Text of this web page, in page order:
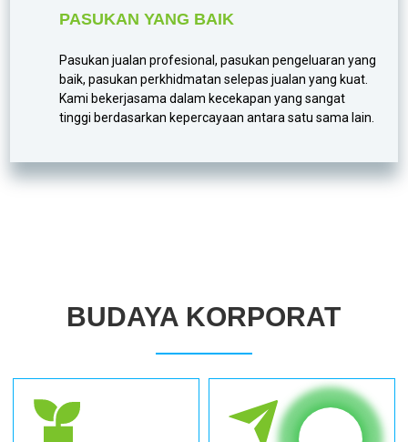
PASUKAN YANG BAIK
Pasukan jualan profesional, pasukan pengeluaran yang
baik, pasukan perkhidmatan selepas jualan yang kuat.
Kami bekerjasama dalam kecekapan yang sangat
tinggi berdasarkan kepercayaan antara satu sama lain.
BUDAYA KORPORAT